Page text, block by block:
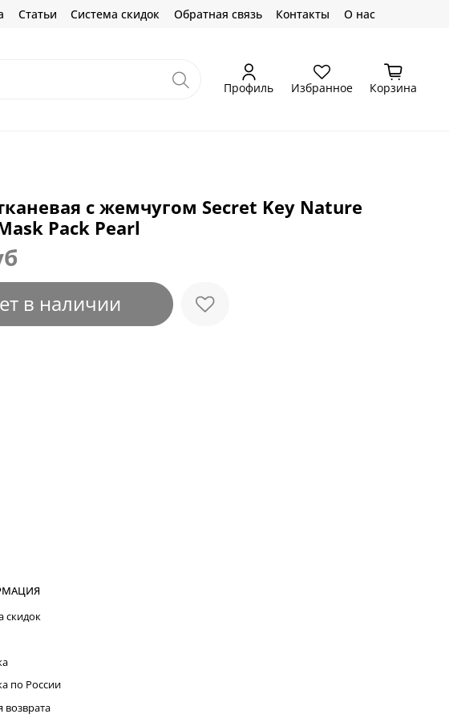
Статьи Система скидок Обратная связь Контакты О нас
Профиль Избранное Корзина
с жемчугом Secret Key Nature
Pack Pearl
в наличии
скидок
по России
возврата